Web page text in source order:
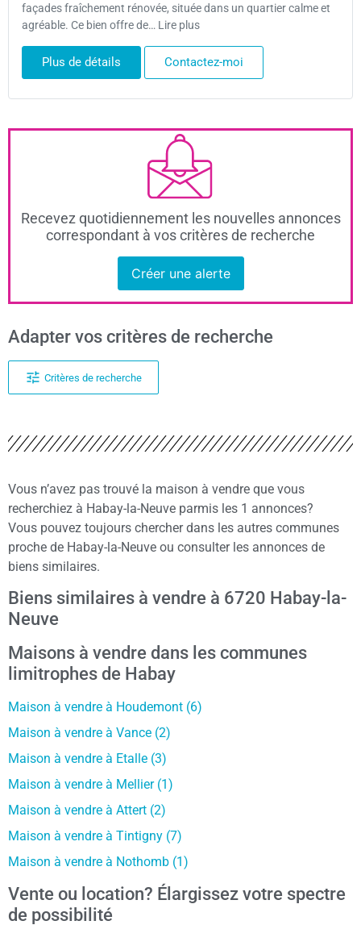
façades fraîchement rénovée, située dans un quartier calme et
agréable. Ce bien offre de… Lire plus
Plus de détails Contactez-moi
Recevez quotidiennement les nouvelles annonces
correspondant à vos critères de recherche
Créer une alerte
Adapter vos critères de recherche
Critères de recherche
Vous n’avez pas trouvé la maison à vendre que vous
recherchiez à Habay-la-Neuve parmis les 1 annonces?
Vous pouvez toujours chercher dans les autres communes
proche de Habay-la-Neuve ou consulter les annonces de
biens similaires.
Biens similaires à vendre à 6720 Habay-la-
Neuve
Maisons à vendre dans les communes
limitrophes de Habay
Maison à vendre à Houdemont (6)
Maison à vendre à Vance (2)
Maison à vendre à Etalle (3)
Maison à vendre à Mellier (1)
Maison à vendre à Attert (2)
Maison à vendre à Tintigny (7)
Maison à vendre à Nothomb (1)
Vente ou location? Élargissez votre spectre
de possibilité